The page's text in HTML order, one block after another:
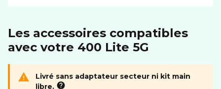
Dimensions (LxIxH)
161*74.55*7.29 mm
Poids
Les accessoires compatibles
avec votre 400 Lite 5G
Livré sans adaptateur secteur ni kit main
libre.